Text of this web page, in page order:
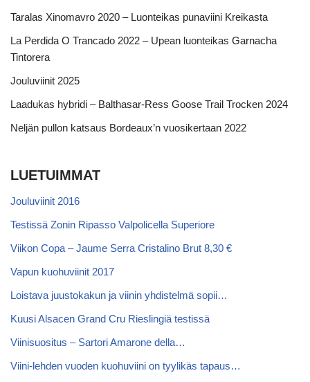
Taralas Xinomavro 2020 – Luonteikas punaviini Kreikasta
La Perdida O Trancado 2022 – Upean luonteikas Garnacha
Tintorera
Jouluviinit 2025
Laadukas hybridi – Balthasar-Ress Goose Trail Trocken 2024
Neljän pullon katsaus Bordeaux’n vuosikertaan 2022
LUETUIMMAT
Jouluviinit 2016
Testissä Zonin Ripasso Valpolicella Superiore
Viikon Copa – Jaume Serra Cristalino Brut 8,30 €
Vapun kuohuviinit 2017
Loistava juustokakun ja viinin yhdistelmä sopii…
Kuusi Alsacen Grand Cru Rieslingiä testissä
Viinisuositus – Sartori Amarone della…
Viini-lehden vuoden kuohuviini on tyylikäs tapaus…